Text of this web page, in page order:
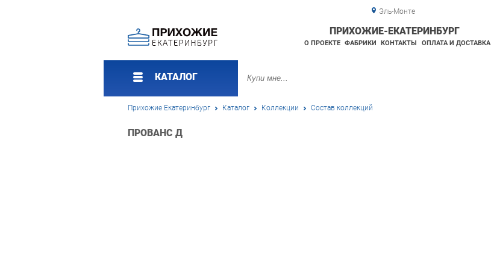
Эль-Монте
ПРИХОЖИЕ-ЕКАТЕРИНБУРГ
О ПРОЕКТЕ ФАБРИКИ КОНТАКТЫ ОПЛАТА И ДОСТАВКА
КАТАЛОГ
Прихожие Екатеринбург Каталог Коллекции Состав коллекций
ПРОВАНС Д